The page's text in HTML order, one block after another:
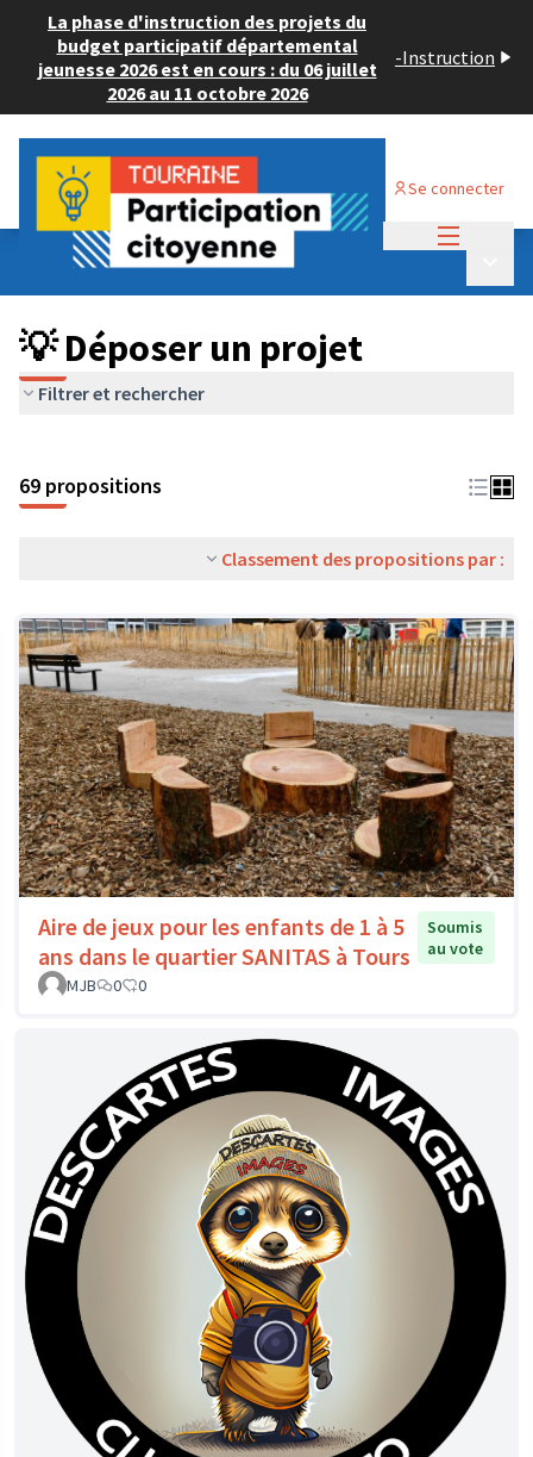
La phase d'instruction des projets du
budget participatif départemental
jeunesse 2026 est en cours : du 06 juillet
2026 au 11 octobre 2026
-Instruction
Se connecter
Budget Participatif ADULTE 2024
💡 Déposer un projet
💡 Déposer un projet
Filtrer et rechercher
69 propositions
Classement des propositions par :
Aire de jeux pour les enfants de 1 à 5
ans dans le quartier SANITAS à Tours
Soumis
au vote
MJB
0 0